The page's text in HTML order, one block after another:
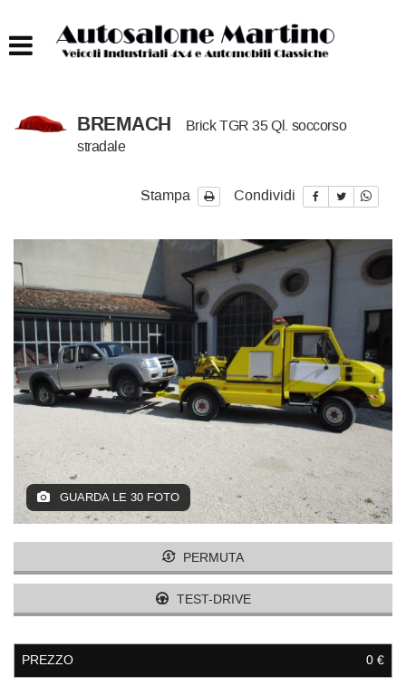
AUTOCARRI OLTRE 75T
IMBARCAZIONI
ACQUISTIAMO USATO
ASSISTENZA
CONTATTI
BREMACH
Brick TGR 35 Ql. soccorso
stradale
Stampa Condividi
GUARDA LE 30 FOTO
PERMUTA
TEST-DRIVE
PREZZO 0 €